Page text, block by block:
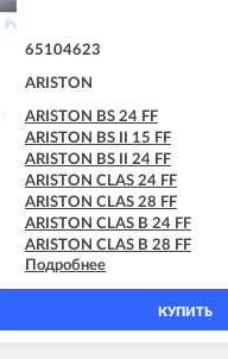
65104623
ARISTON
ARISTON BS 24 FF
ARISTON BS II 15 FF
ARISTON BS II 24 FF
ARISTON CLAS 24 FF
ARISTON CLAS 28 FF
ARISTON CLAS B 24 FF
ARISTON CLAS B 28 FF
ARISTON CLAS B 30 FF
ARISTON CLAS B EVO 24 FF
ARISTON CLAS B EVO 28 FF
ARISTON CLAS B EVO 30 FF
Подробнее
КУПИТЬ